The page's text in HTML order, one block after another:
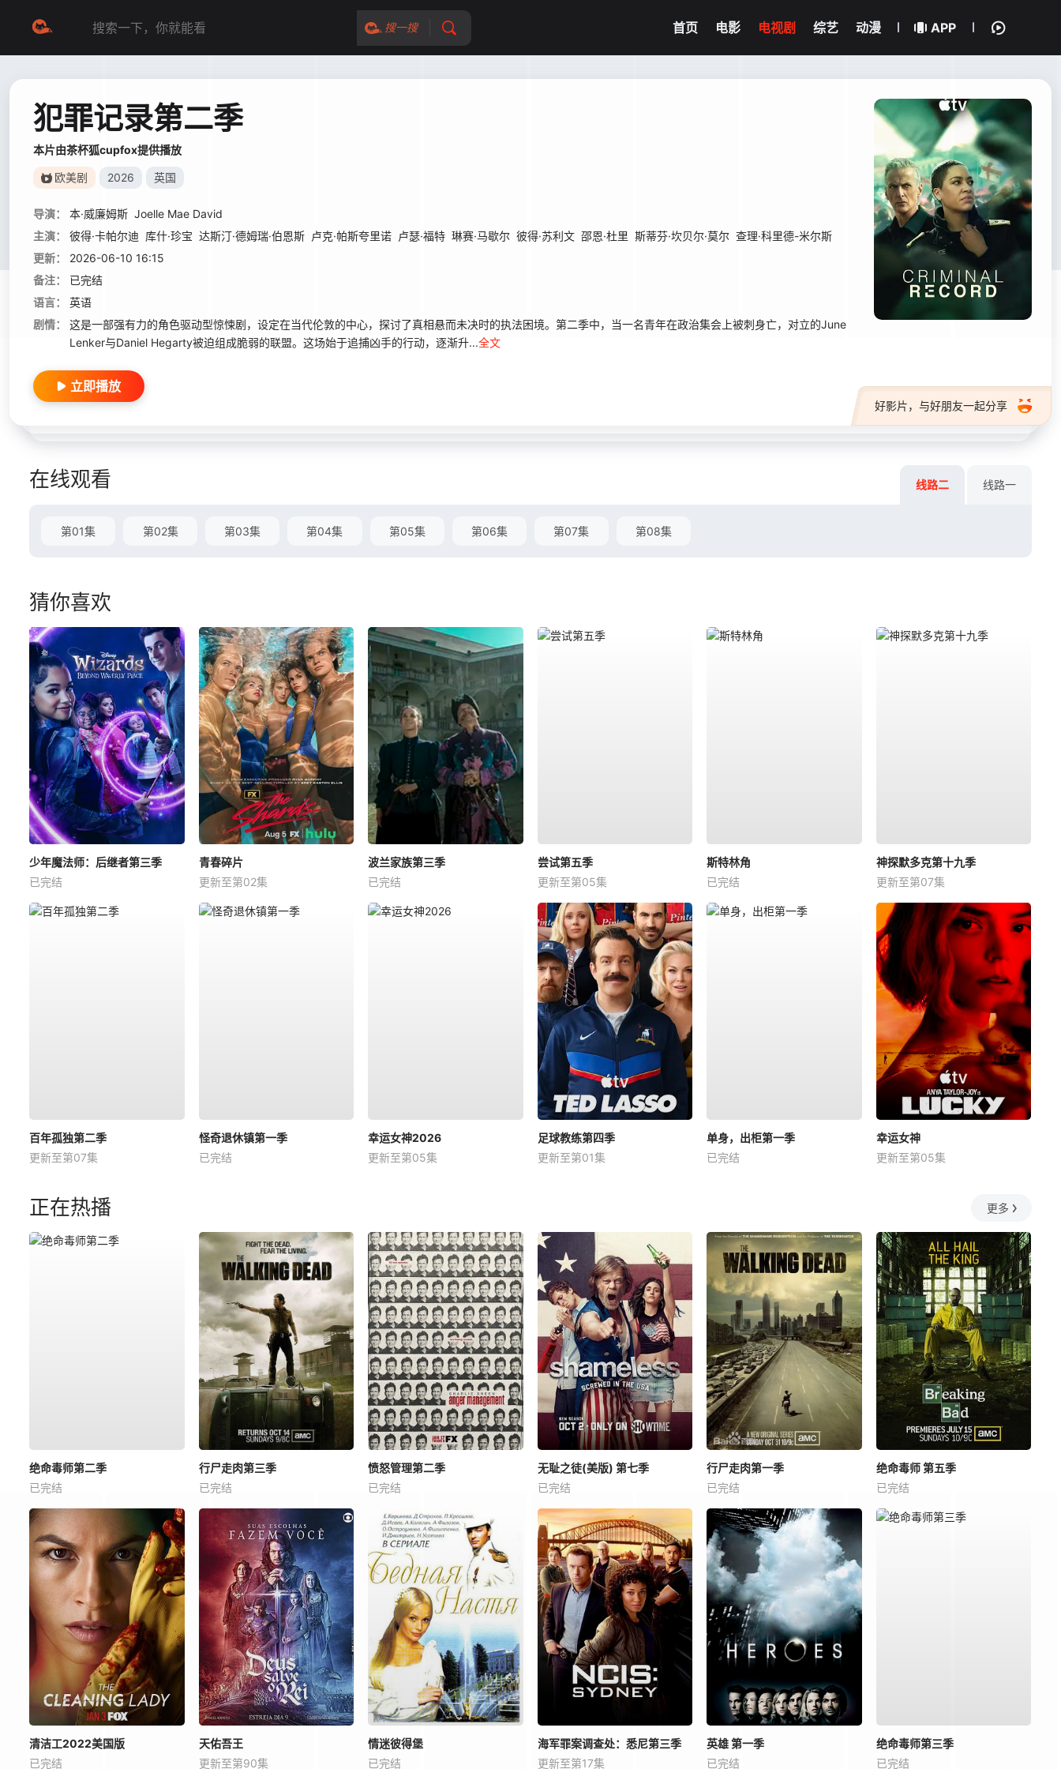
搜一搜 首页 电影 电视剧 综艺 动漫 APP
犯罪记录第二季
本片由茶杯狐cupfox提供播放
欧美剧 2026 英国
导演： 本·威廉姆斯 Joelle Mae David
主演：
彼得·卡帕尔迪 库什·珍宝 达斯汀·德姆瑞·伯恩斯 卢克·帕斯夸里诺 卢瑟·福特 琳赛·马歇尔 彼得·苏利文 邵恩·杜里 斯蒂芬·坎贝尔·莫尔 查理·科里德-米尔斯
更新：
2026-06-10 16:15
备注：
已完结
语言：
英语
剧情：
这是一部强有力的角色驱动型惊悚剧，设定在当代伦敦的中心，探讨了真相悬而未决时的执法困境。第二季中，当一名青年在政治集会上被刺身亡，对立的June
Lenker与Daniel Hegarty被迫组成脆弱的联盟。这场始于追捕凶手的行动，逐渐升...全文
好影片，与好朋友一起分享
立即播放
在线观看 线路二 线路一
第01集 第02集 第03集 第04集 第05集 第06集 第07集 第08集
猜你喜欢
少年魔法师：后继者第三季
已完结
青春碎片
更新至第02集
波兰家族第三季
已完结
尝试第五季
更新至第05集
斯特林角
已完结
神探默多克第十九季
更新至第07集
百年孤独第二季
更新至第07集
怪奇退休镇第一季
已完结
幸运女神2026
更新至第05集
足球教练第四季
更新至第01集
单身，出柜第一季
已完结
幸运女神
更新至第05集
正在热播 更多
绝命毒师第二季
已完结
行尸走肉第三季
已完结
愤怒管理第二季
已完结
无耻之徒(美版) 第七季
已完结
行尸走肉第一季
已完结
绝命毒师 第五季
已完结
清洁工2022美国版
已完结
天佑吾王
更新至第90集
情迷彼得堡
已完结
海军罪案调查处：悉尼第三季
更新至第17集
英雄 第一季
已完结
绝命毒师第三季
已完结